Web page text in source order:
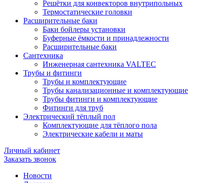
Решётки для конвекторов внутрипольных
Термостатические головки
Расширительные баки
Баки бойлеры установки
Буферные ёмкости и принадлежности
Расширительные баки
Сантехника
Инженерная сантехника VALTEC
Трубы и фитинги
Трубы и комплектующие
Трубы канализационные и комплектующие
Трубы фитинги и комплектующие
Фитинги для труб
Электрический тёплый пол
Комплектующие для тёплого пола
Электрические кабели и маты
Личный кабинет
Заказать звонок
Новости